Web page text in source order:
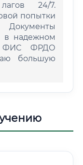
24/7.
попытки
в надежном
ФИС ФРДО
большую